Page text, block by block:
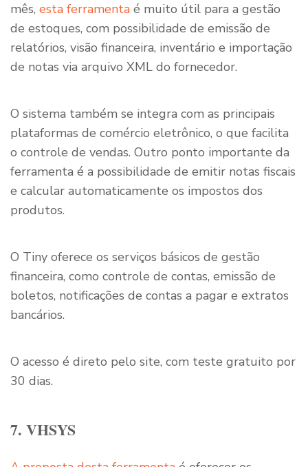
mês, esta ferramenta é muito útil para a gestão
de estoques, com possibilidade de emissão de
relatórios, visão financeira, inventário e importação
de notas via arquivo XML do fornecedor.
O sistema também se integra com as principais
plataformas de comércio eletrônico, o que facilita
o controle de vendas. Outro ponto importante da
ferramenta é a possibilidade de emitir notas fiscais
e calcular automaticamente os impostos dos
produtos.
O Tiny oferece os serviços básicos de gestão
financeira, como controle de contas, emissão de
boletos, notificações de contas a pagar e extratos
bancários.
O acesso é direto pelo site, com teste gratuito por
30 dias.
7. VHSYS